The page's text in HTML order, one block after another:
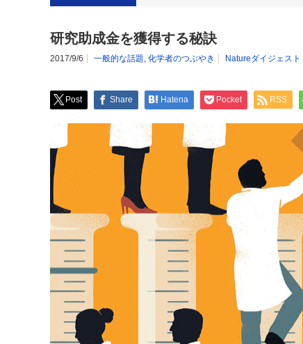
研究助成金を獲得する秘訣
2017/9/6 一般的な話題, 化学者のつぶやき Natureダイジェスト
Post Share Hatena Pocket RSS